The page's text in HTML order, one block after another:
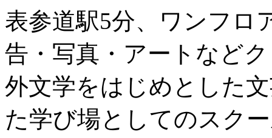
表参道駅5分、ワンフロ
告・写真・アートなど
外文学をはじめとした
た学び場としてのスク